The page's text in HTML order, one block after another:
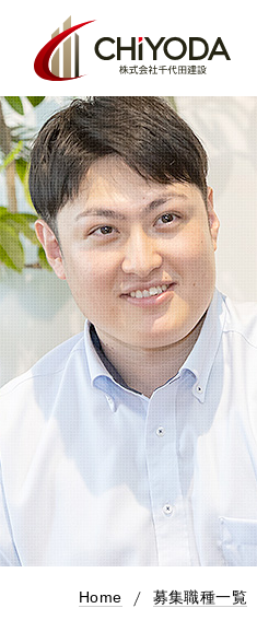
Home 募集職種一覧